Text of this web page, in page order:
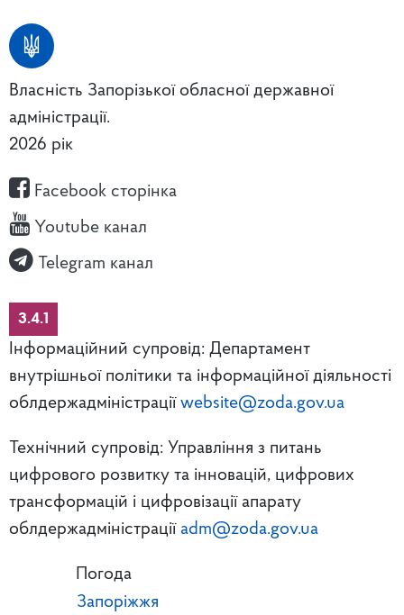
Власність Запорізької обласної державної
адміністрації.
2026 рік
Facebook сторінка
Youtube канал
Telegram канал
3.4.1
Інформаційний супровід: Департамент
внутрішньої політики та інформаційної діяльності
облдержадміністрації website@zoda.gov.ua
Технічний супровід: Управління з питань
цифрового розвитку та інновацій, цифрових
трансформацій і цифровізації апарату
облдержадміністрації adm@zoda.gov.ua
Погода
Запоріжжя